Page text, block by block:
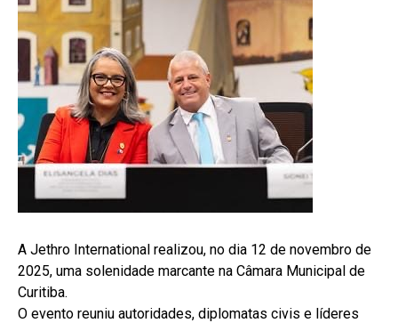
A Jethro International realizou, no dia 12 de novembro de
2025, uma solenidade marcante na Câmara Municipal de
Curitiba.
O evento reuniu autoridades, diplomatas civis e líderes